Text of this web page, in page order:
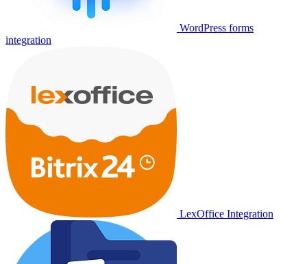
WordPress forms
integration
LexOffice Integration